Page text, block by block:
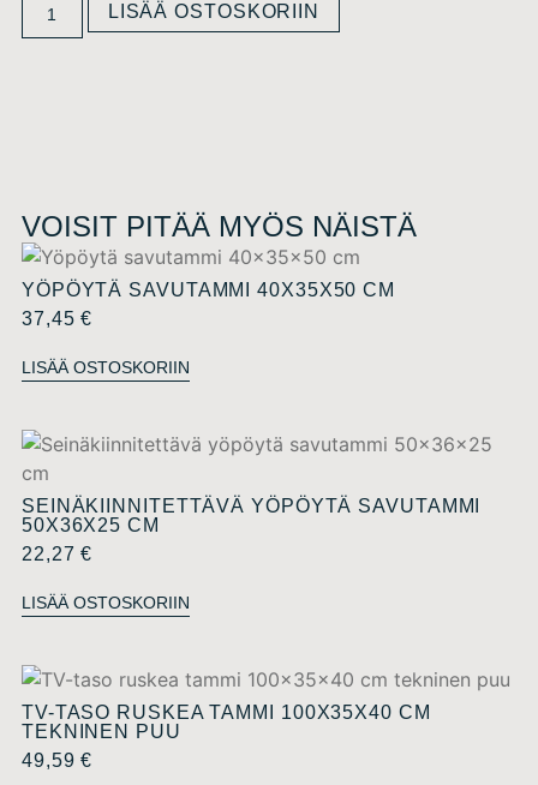
LISÄÄ OSTOSKORIIN
VOISIT PITÄÄ MYÖS NÄISTÄ
YÖPÖYTÄ SAVUTAMMI 40X35X50 CM
37,45€
LISÄÄ OSTOSKORIIN
SEINÄKIINNITETTÄVÄ YÖPÖYTÄ SAVUTAMMI
50X36X25 CM
22,27€
LISÄÄ OSTOSKORIIN
TV-TASO RUSKEA TAMMI 100X35X40 CM
TEKNINEN PUU
49,59€